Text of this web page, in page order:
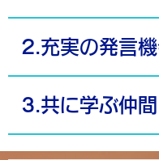
2.充実の発言
3.共に学ぶ仲間